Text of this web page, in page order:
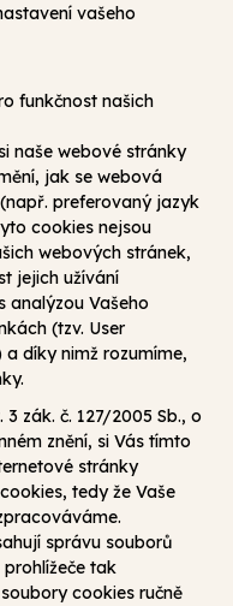
vašeho
funkčnost našich
naše webové stránky
jak se webová
preferovaný jazyk
cookies nejsou
webových stránek,
jejich užívání
analýzou Vašeho
(tzv. User
díky nimž rozumíme,
zák. č. 127/2005 Sb., o
znění, si Vás tímto
stránky
tedy že Vaše
správu souborů
tak
cookies ručně